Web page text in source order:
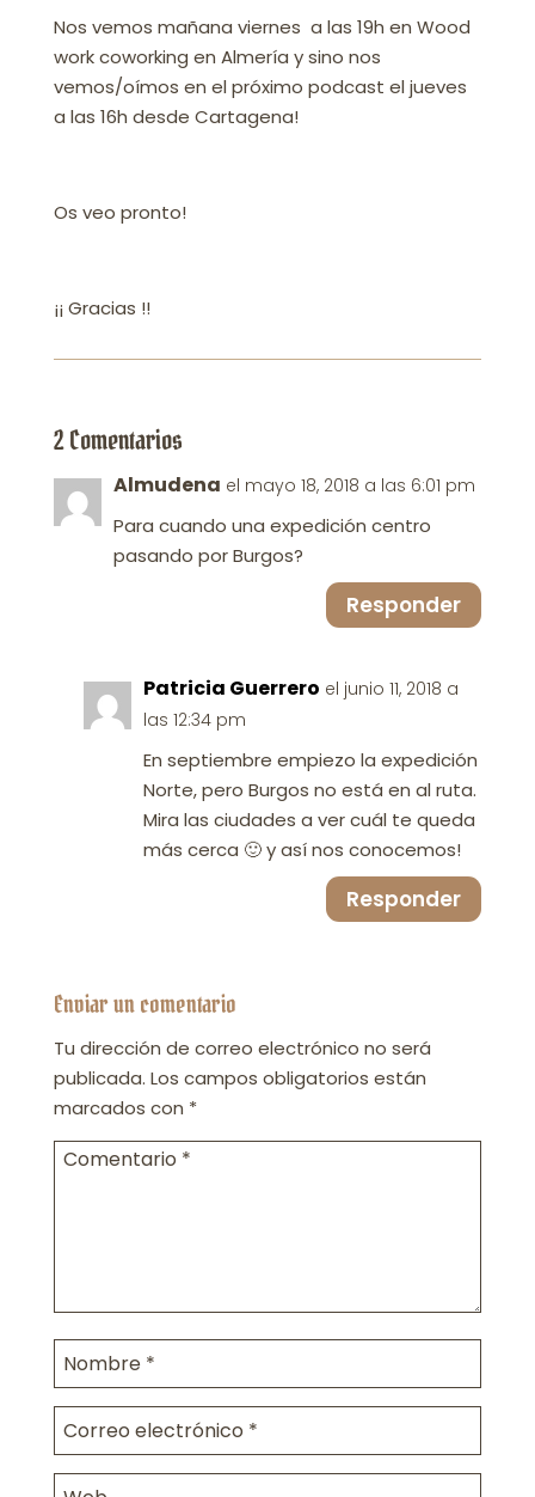
Nos vemos mañana viernes a las 19h en Wood
work coworking en Almería y sino nos
vemos/oímos en el próximo podcast el jueves
a las 16h desde Cartagena!
Os veo pronto!
¡¡ Gracias !!
2 Comentarios
Almudena el mayo 18, 2018 a las 6:01 pm
Para cuando una expedición centro
pasando por Burgos?
Responder
Patricia Guerrero el junio 11, 2018 a
las 12:34 pm
En septiembre empiezo la expedición
Norte, pero Burgos no está en al ruta.
Mira las ciudades a ver cuál te queda
más cerca 🙂 y así nos conocemos!
Responder
Enviar un comentario
Tu dirección de correo electrónico no será
publicada. Los campos obligatorios están
marcados con *